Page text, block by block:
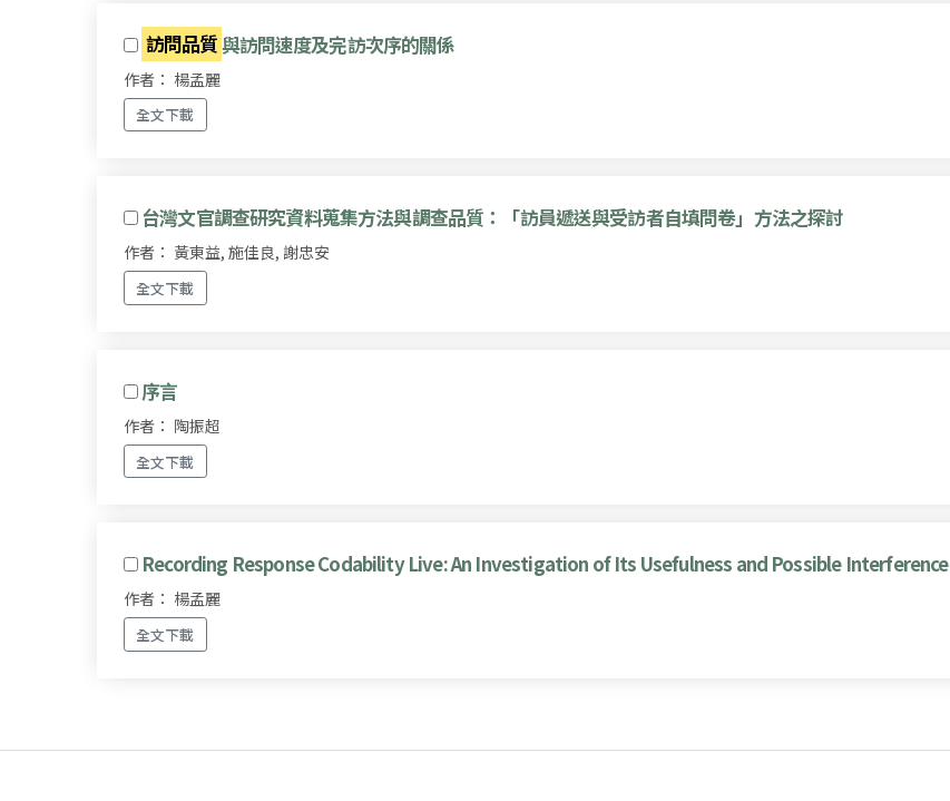
訪問品質與訪問速度及完訪次序的關係
作者： 楊孟麗
全文下載
台灣文官調查研究資料蒐集方法與調查品質：「訪員遞送與受訪者自填問卷」方法之探討
作者： 黃東益, 施佳良, 謝忠安
全文下載
序言
作者： 陶振超
全文下載
Recording Response Codability Live: An Investigation of Its Usefulness and Possible Interference
作者： 楊孟麗
全文下載